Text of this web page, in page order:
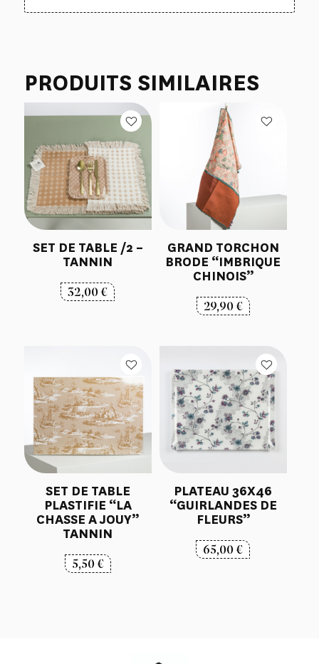
PRODUITS SIMILAIRES
SET DE TABLE /2 –
TANNIN
32,00€
GRAND TORCHON
BRODE “IMBRIQUE
CHINOIS”
29,90€
SET DE TABLE
PLASTIFIE “LA
CHASSE A JOUY”
TANNIN
5,50€
PLATEAU 36X46
“GUIRLANDES DE
FLEURS”
65,00€